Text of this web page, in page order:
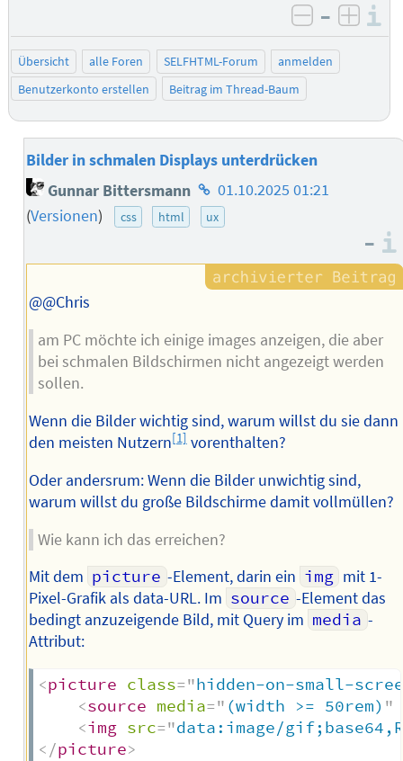
negativ
–
Übersicht alle Foren SELFHTML-Forum
anmelden
Benutzerkonto erstellen
Beitrag im Thread-Baum
Bilder in schmalen Displays unterdrücken
Gunnar Bittersmann Homepage
des
01.10.2025 01:21
(Versionen) css html ux
–
@@Chris
am PC möchte ich einige images anzeigen, die aber
bei schmalen Bildschirmen nicht angezeigt werden
sollen.
Wenn die Bilder wichtig sind, warum willst du sie dann
den meisten Nutzern[1]vorenthalten?
Oder andersrum: Wenn die Bilder unwichtig sind,
warum willst du große Bildschirme damit vollmüllen?
Wie kann ich das erreichen?
Mit dem picture -Element, darin ein img mit 1-
Pixel-Grafik als data-URL. Im source -Element das
bedingt anzuzeigende Bild, mit Query im media -
Attribut:
<picture class="hidden-on-small-
<source media=" (width >= 50rem) "
<img src="data:image/
</picture>